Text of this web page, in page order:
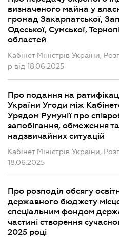
визначеного майна у
громад Закарпатської,
Одеської, Сумської,
областей
Кабінет Міністрів України,
р від 18.06.2025
Про подання на
України Угоди між
Урядом Румунії про
запобігання, обмеження
надзвичайних ситуацій
Кабінет Міністрів України,
18.06.2025
Про розподіл обсягу
державного бюджету
спеціальним фондом
частині створення
2025 році